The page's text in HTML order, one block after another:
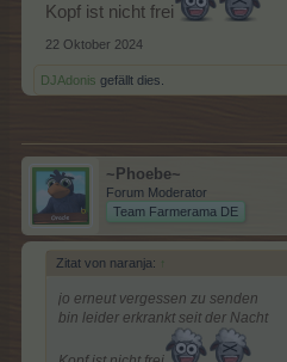
Kopf ist nicht frei
22 Oktober 2024
DJAdonis gefällt dies.
~Phoebe~
Forum Moderator
Team Farmerama DE
Zitat von naranja: ↑
jo erneut vergessen zu senden
bin leider erkrankt seit der Nacht